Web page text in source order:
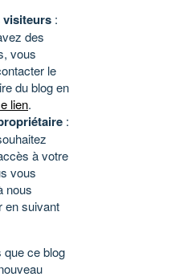
visiteurs :
des
vous
le
du blog en
lien.
:
à votre
vous
nous
en suivant
que ce blog